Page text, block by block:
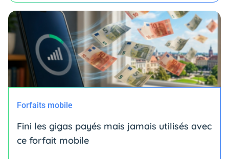
Forfaits mobile
Fini les gigas payés mais jamais utilisés avec
ce forfait mobile